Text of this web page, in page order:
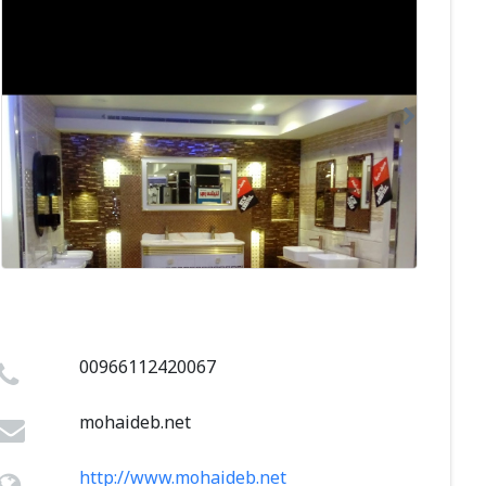
00966112420067
mohaideb.net
http://www.mohaideb.net